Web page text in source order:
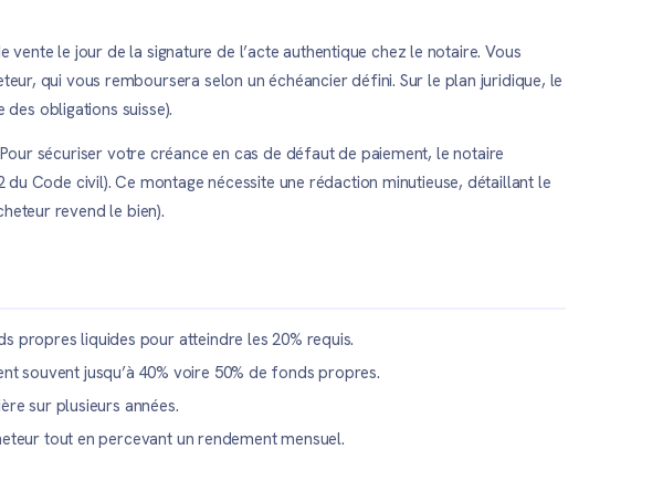
le jour de la signature de l’acte authentique chez le notaire. Vous
qui vous remboursera selon un échéancier défini. Sur le plan juridique, le
obligations suisse).
sécuriser votre créance en cas de défaut de paiement, le notaire
Code civil). Ce montage nécessite une rédaction minutieuse, détaillant le
revend le bien).
propres liquides pour atteindre les 20% requis.
souvent jusqu’à 40% voire 50% de fonds propres.
sur plusieurs années.
tout en percevant un rendement mensuel.